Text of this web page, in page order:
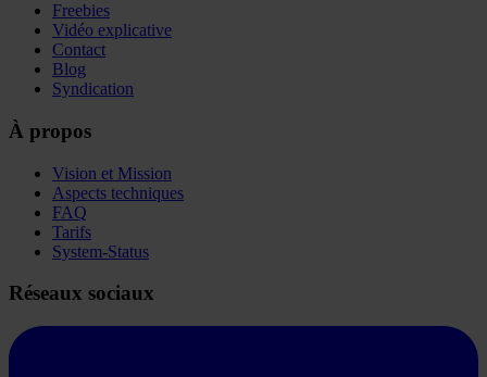
Freebies
Vidéo explicative
Contact
Blog
Syndication
À propos
Vision et Mission
Aspects techniques
FAQ
Tarifs
System-Status
Réseaux sociaux